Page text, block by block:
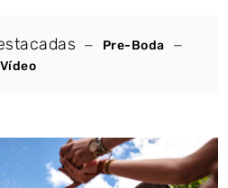
Pre-Boda
Vídeo